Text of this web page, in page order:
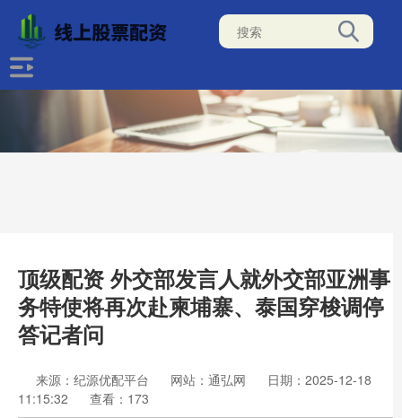
顶级配资 外交部发言人就外交部亚洲事
务特使将再次赴柬埔寨、泰国穿梭调停
答记者问
来源：纪源优配平台 网站：通弘网
日期：2025-12-18
11:15:32
查看：173